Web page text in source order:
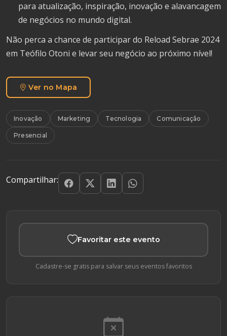
para atualização, inspiração, inovação e alavancagem
de negócios no mundo digital.
Não perca a chance de participar do Reload Sebrae 2024
em Teófilo Otoni e levar seu negócio ao próximo nível!
Ver no Mapa
Inovação Marketing Tecnologia Comunicação
Presencial
Compartilhar:
Favoritar este evento
Cadastre-se gratis para salvar seus eventos favoritos